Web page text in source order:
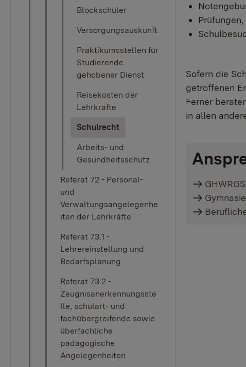
Blockschüler
Versorgungsauskunft
Praktikumsstellen für
Studierende
gehobener Dienst
Reisekosten der
Lehrkräfte
Schulrecht(current)
Arbeits- und
Gesundheitsschutz
Referat 72 - Personal-
und
Verwaltungsangelegenhe
iten der Lehrkräfte
Referat 73.1 -
Lehrereinstellung und
Bedarfsplanung
Referat 73.2 -
Zeugnisanerkennungsste
lle, schulart- und
fachübergreifende sowie
überfachliche
pädagogische
Angelegenheiten
Sofern die
getroffenen
Ferner
in allen
GHWRGS